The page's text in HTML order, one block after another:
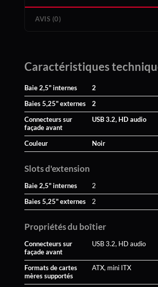
AVIS (0)
Caractéristiques
Baie 2,5" internes 2
Baies 5,25" externes 2
Connecteurs sur
façade avant
USB 3.2, HD audio
Couleur Noir
Slots d'extension
Baie 2,5" internes 2
Baies 5,25" externes 2
Propriétés du boîtier
Connecteurs sur
façade avant
USB 3.2, HD audio
Formats de cartes
mères supportés
ATX, mini ITX